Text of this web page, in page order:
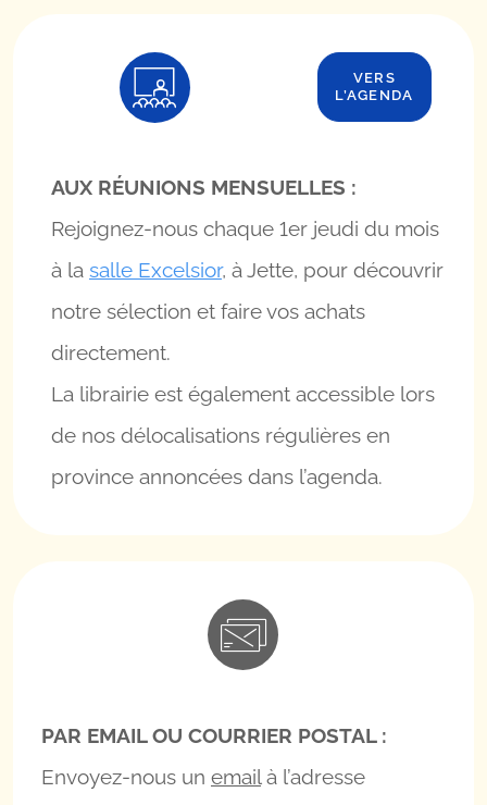
VERS
L’AGENDA
AUX RÉUNIONS MENSUELLES :
Rejoignez-nous chaque 1er jeudi du mois
à la salle Excelsior, à Jette, pour découvrir
notre sélection et faire vos achats
directement.
La librairie est également accessible lors
de nos délocalisations régulières en
province annoncées dans l’agenda.
PAR EMAIL OU COURRIER POSTAL :
Envoyez-nous un emailà l’adresse